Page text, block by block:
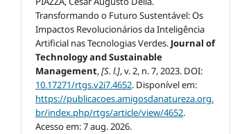
Transformando o Futuro Sustentável: Os
Impactos Revolucionários da Inteligência
Artificial nas Tecnologias Verdes. Journal of
Technology and Sustainable
Management,[S. l.], v. 2, n. 7, 2023. DOI:
10.17271/rtgs.v2i7.4652. Disponível em:
https://publicacoes.amigosdanatureza.org.
br/index.php/rtgs/article/view/4652.
Acesso em: 7 aug. 2026.